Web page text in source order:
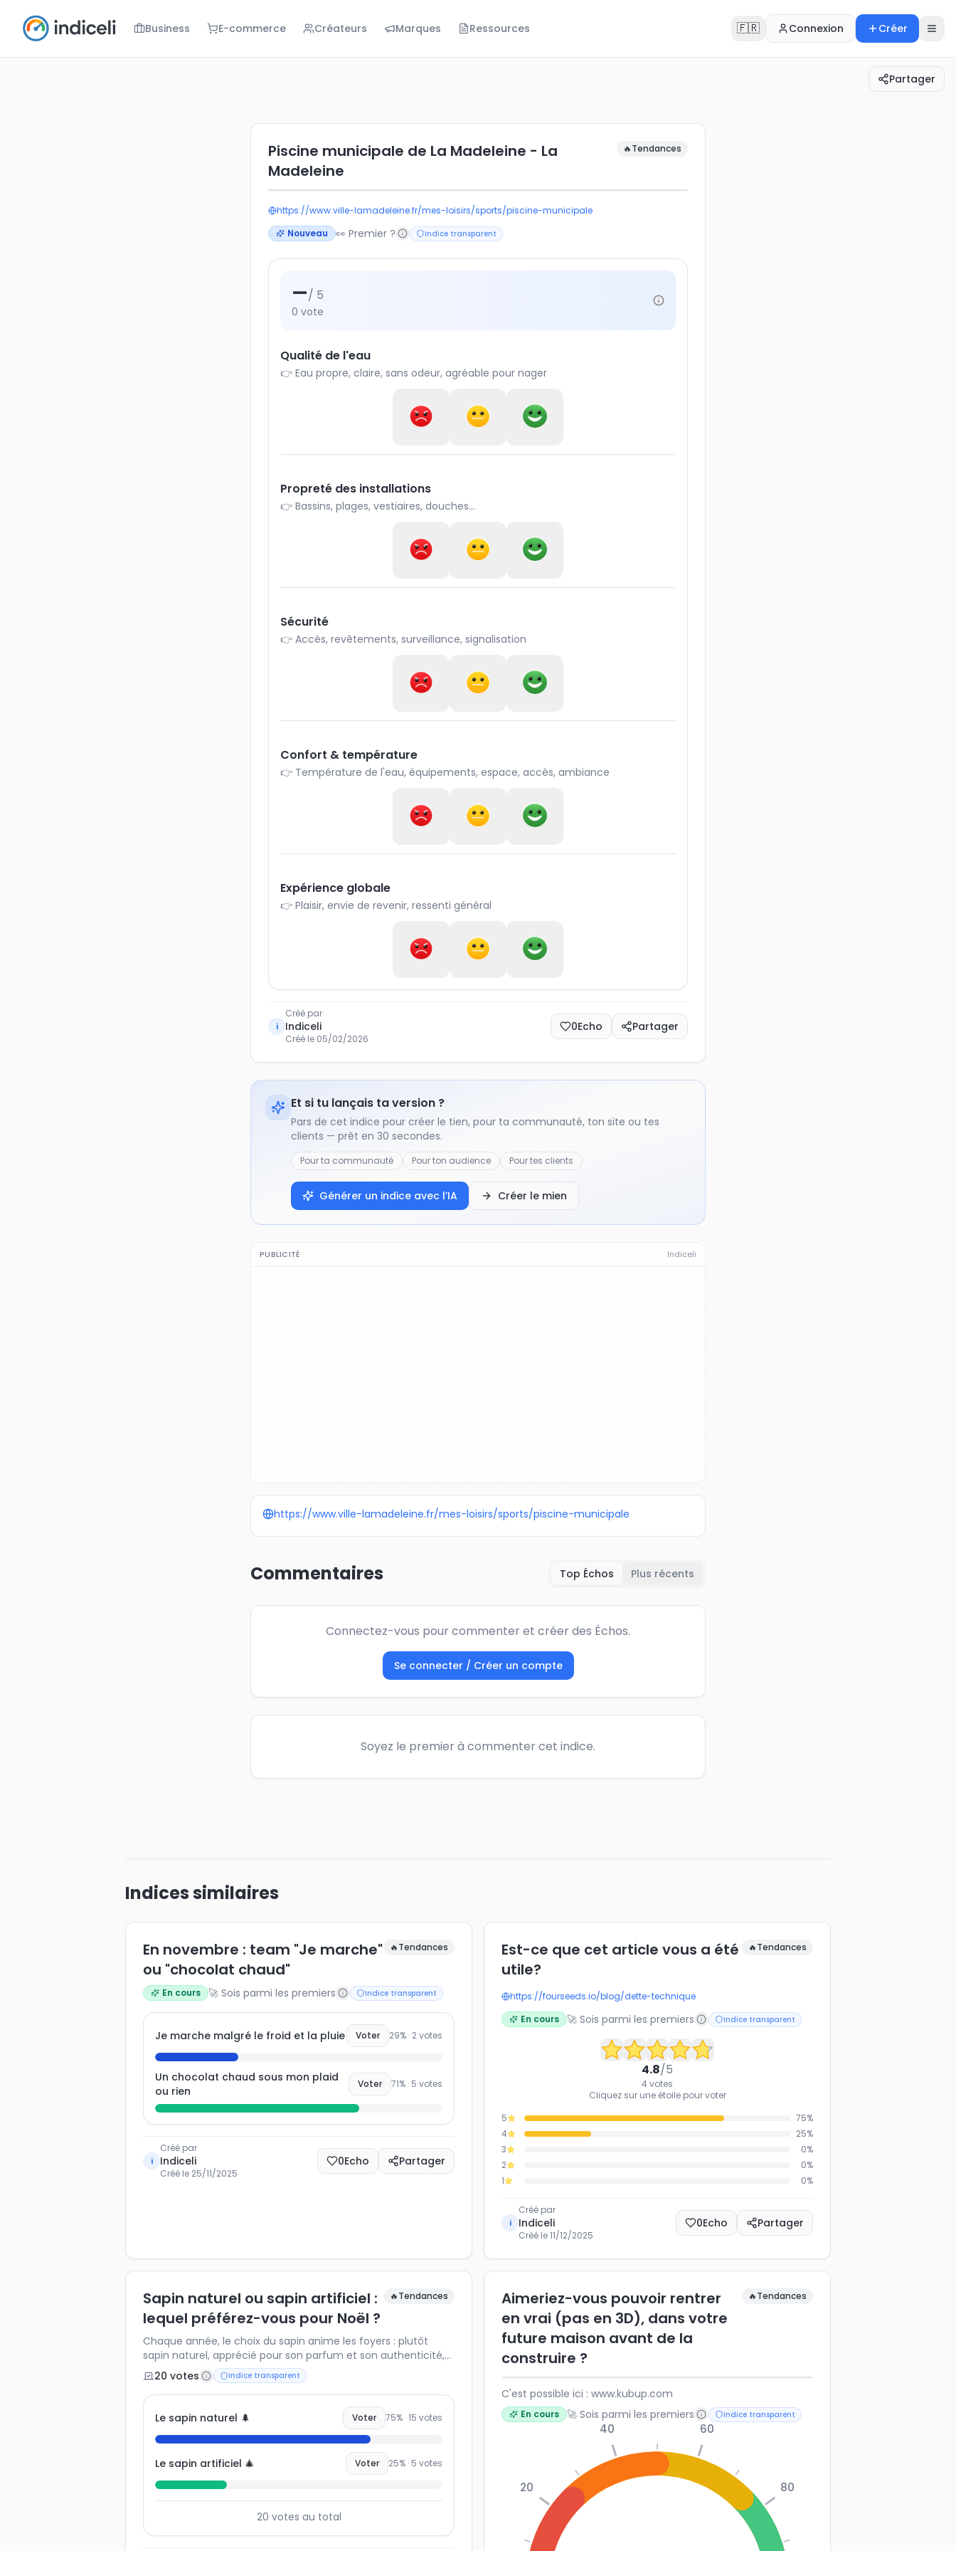
Business E-commerce Créateurs Marques Ressources 🇫🇷 Connexion Créer
Partager
Piscine municipale de La Madeleine - La Madeleine
Piscine municipale de La Madeleine - La
Madeleine
🔥Tendances
https://www.ville-lamadeleine.fr/mes-loisirs/sports/piscine-municipale
Nouveau
👀 Premier ? Indice transparent
—/ 5
0 vote
Qualité de l'eau
👉 Eau propre, claire, sans odeur, agréable pour nager
Propreté des installations
👉 Bassins, plages, vestiaires, douches...
Sécurité
👉 Accès, revêtements, surveillance, signalisation
Confort & température
👉 Température de l'eau, équipements, espace, accès, ambiance
Expérience globale
👉 Plaisir, envie de revenir, ressenti général
i
Créé par
Indiceli
Créé le 05/02/2026
0Echo Partager
Et si tu lançais ta version ?
Pars de cet indice pour créer le tien, pour ta communauté, ton site ou tes
clients — prêt en 30 secondes.
Pour ta communauté Pour ton audience Pour tes clients
Générer un indice avec l’IA Créer le mien
PUBLICITÉ Indiceli
https://www.ville-lamadeleine.fr/mes-loisirs/sports/piscine-municipale
Commentaires Top Échos Plus récents
Connectez-vous pour commenter et créer des Échos.
Se connecter / Créer un compte
Soyez le premier à commenter cet indice.
Indices similaires
En novembre : team "Je marche"
ou "chocolat chaud"
🔥Tendances
En cours 🚀 Sois parmi les premiers Indice transparent
Je marche malgré le froid et la pluie Voter 29% · 2votes
Un chocolat chaud sous mon plaid
ou rien
Voter 71% · 5 votes
i
Créé par
Indiceli
Créé le 25/11/2025
0Echo Partager
Est-ce que cet article vous a été
utile?
🔥Tendances
https://fourseeds.io/blog/dette-technique
En cours
🚀 Sois parmi les premiers Indice transparent
4.8/5
4votes
Cliquez sur une étoile pour voter
5
75%
4
25%
3
0%
2
0%
1
0%
i
Créé par
Indiceli
Créé le11/12/2025
0Echo Partager
Sapin naturel ou sapin artificiel :
lequel préférez-vous pour Noël ?
🔥Tendances
Chaque année, le choix du sapin anime les foyers : plutôt
sapin naturel, apprécié pour son parfum et son authenticité,
ou sapin artificiel, durable et réutilisable ? Partagez votre
préférence et découvrez comment se positionnent les autres
Français. Un indice idéal pour analyser les tendances de Noël,
l’impact écologique perçu et les habitudes de décoration.
20 votes Indice transparent
Le sapin naturel 🌲 Voter 75% ·15 votes
Le sapin artificiel 🎄 Voter 25% · 5 votes
20 votes au total
Aimeriez-vous pouvoir rentrer
en vrai (pas en 3D), dans votre
future maison avant de la
construire ?
🔥Tendances
C'est possible ici : www.kubup.com
En cours 🚀 Sois parmi les premiers Indice transparent
20
40 60
80